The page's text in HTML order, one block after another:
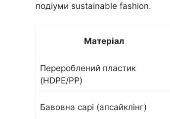
подіуми sustainable fashion.
Матеріал
Перероблений пластик
(HDPE/PP)
Бавовна сарі (апсайклінг)